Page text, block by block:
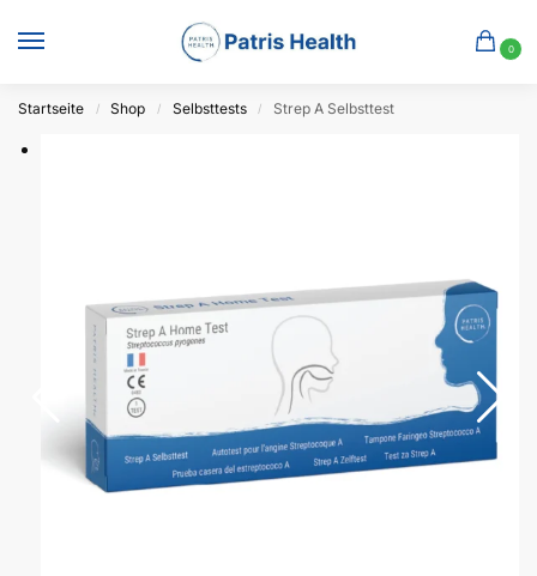
0
Startseite / Shop / Selbsttests / Strep A Selbsttest